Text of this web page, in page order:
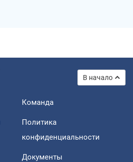
В начало
Команда
Политика
конфиденциальности
Документы